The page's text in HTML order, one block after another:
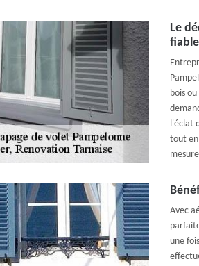
Le
bois
l'éclat
tout en
Avec
une